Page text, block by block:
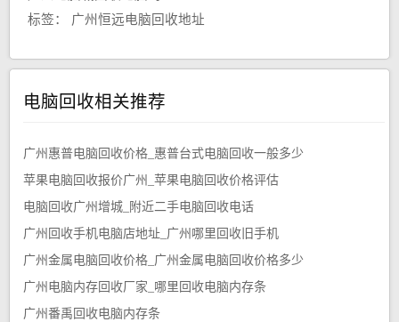
标签：
广州恒远电脑回收地址
电脑回收相关推荐
广州惠普电脑回收价格_惠普台式电脑回收一般多少
苹果电脑回收报价广州_苹果电脑回收价格评估
电脑回收广州增城_附近二手电脑回收电话
广州回收手机电脑店地址_广州哪里回收旧手机
广州金属电脑回收价格_广州金属电脑回收价格多少
广州电脑内存回收厂家_哪里回收电脑内存条
广州番禹回收电脑内存条